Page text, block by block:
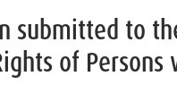
submitted to
of Persons